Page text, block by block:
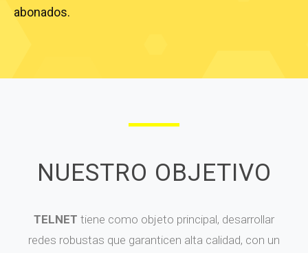
abonados.
NUESTRO OBJETIVO
TELNET tiene como objeto principal, desarrollar
redes robustas que garanticen alta calidad, con un